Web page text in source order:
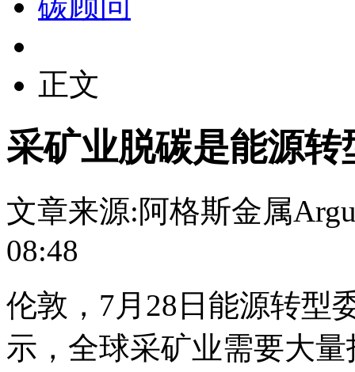
正文
采矿业脱碳是能源转
文章来源:阿格斯金属
08:48
伦敦，7月28日能源转型
示，全球采矿业需要大